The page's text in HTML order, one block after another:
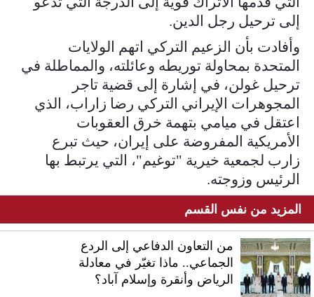
إلى ترحيل رجل الدين.
وأفادت بأن الزعيم التركي اتهم الولايات
المتحدة بمحاولة توريطه وعائلته، والمماطلة في
ترحيل غولن، في إشارة إلى قضية تاجر
المجوهرات الإيراني التركي رضا زاراب، الذي
اعتقل في ميامي بتهمة خرق العقوبات
الأمريكية المفروضة على إيران، حيث تبرع
زارب لجمعية خيرية "توغيم"، التي يرتبط بها
الرئيس وزوجته.
المزيد من نفس القسم
من التعاون الدفاعي إلى الردع
الجماعي.. ماذا تغيّر في معادلة
الرياض وأنقرة وإسلام آباد؟